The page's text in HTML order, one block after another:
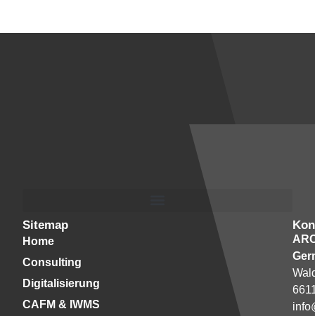
Sitemap
Home
Consulting
Digitalisierung
CAFM & IWMS